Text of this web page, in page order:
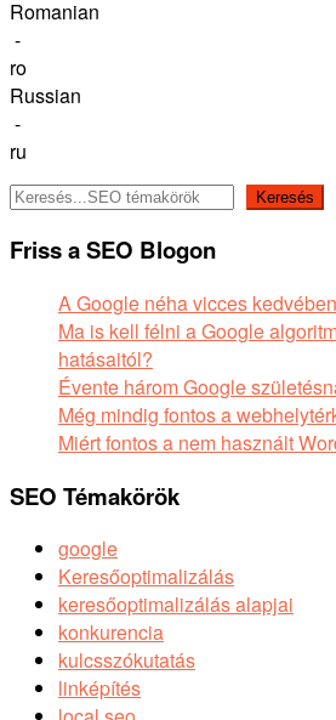
Romanian
-
ro
Russian
-
ru
Keresés
Keresés
Friss a SEO Blogon
A Google néha vicces
Ma is kell félni a Google
hatásaitól?
Évente három Google
Még mindig fontos a
Miért fontos a nem használt
SEO Témakörök
google
Keresőoptimalizálás
keresőoptimalizálás alapjai
konkurencia
kulcsszókutatás
linképítés